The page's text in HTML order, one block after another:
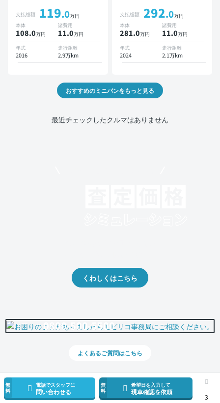
無
料
電話でスタッフに
問い合わせる
無
料
希望日を入力して
現車確認を依頼
3
支払総額 119.0万円
本体
108.0万円
諸費用
11.0万円
年式
2016
走行距離
2.9万km
オートクルーズ 3列シート
スマートキー ETC バック
モニター ドライブレコーダ
ー 衝突軽減 両側電動スラ
イドドア 7人乗り
支払総額 292.0万円
本体
281.0万円
諸費用
11.0万円
年式
2024
走行距離
2.1万km
おすすめのミニバンをもっと見る
最近チェックしたクルマはありません
くわしくはこちら
0800-500-5500
よくあるご質問はこちら